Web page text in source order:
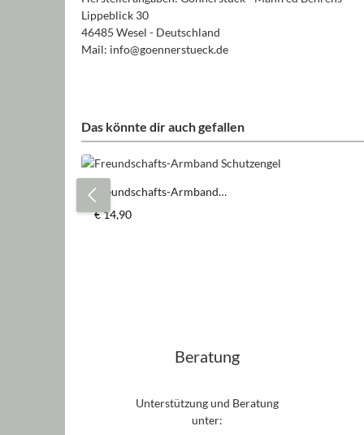
Lippeblick 30
46485 Wesel - Deutschland
Mail: info@goennerstueck.de
Das könnte dir auch gefallen
Produktgalerie überspringen
Freundschafts-Armband
Schutzengel
Regulärer Preis:
€ 14,90
Beratung
Unterstützung und Beratung
unter: